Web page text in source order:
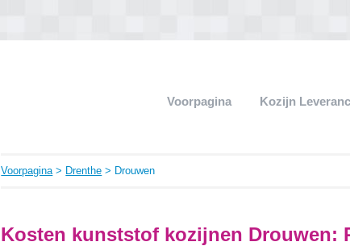
Voorpagina Kozijn
Voorpagina> Drenthe > Drouwen
Kosten kunststof kozijnen Drouwen: